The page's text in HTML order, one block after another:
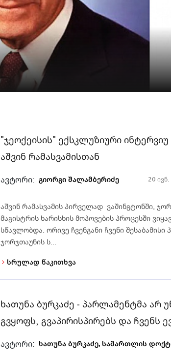
"ჯეოქეისის" ექსკლუზიური
აშვინ რამასვამისთან
ავტორი: გიორგი შალამბერიძე 20
აშვინ რამასვამის პირველად ვაშინგტონში,
მაგისტრის ხარისხის მოპოვების პროცესში
სწავლობდა. ორივე ჩვენგანი ჩვენი
ჯორჯთაუნის ს...
სრულად წაკითხვა
ხათუნა ბურკაძე - პარლამენტმა არ
გვყოფს, გვაპირისპირებს და ჩვენს
ავტორი: ხათუნა ბურკაძე, სამართლის